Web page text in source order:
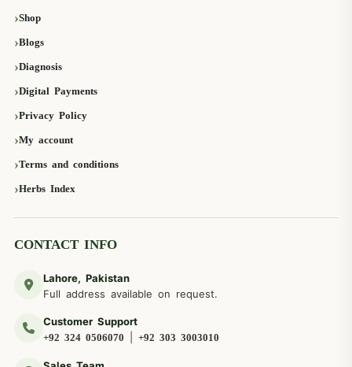
Shop
Blogs
Diagnosis
Digital Payments
Privacy Policy
My account
Terms and conditions
Herbs Index
CONTACT INFO
Lahore, Pakistan
Full address available on request.
Customer Support
+92 324 0506070 +92 303 3003010